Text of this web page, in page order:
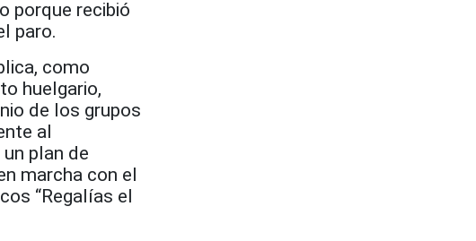
porque recibió
paro.
como
huelgario,
de los grupos
al
plan de
marcha con el
“Regalías el